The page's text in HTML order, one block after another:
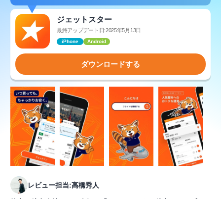
ジェットスター
最終アップデート日:2025年5月13日
iPhone Android
ダウンロードする
レビュー担当:高橋秀人